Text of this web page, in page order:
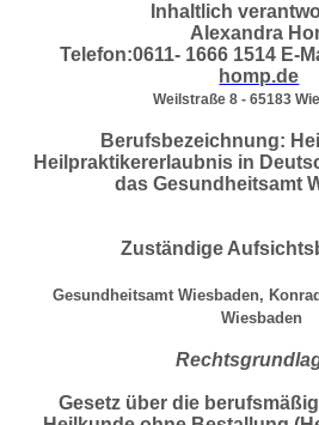
Inhaltlich
Alexandra
Telefon:0611- 1666 1514 E-
homp.de
Weilstraße 8 - 65183
Berufsbezeichnung:
Heilpraktikererlaubnis in
das Gesundheitsamt
Zuständige
Gesundheitsamt Wiesbaden,
Wiesbaden
Gesetz über die